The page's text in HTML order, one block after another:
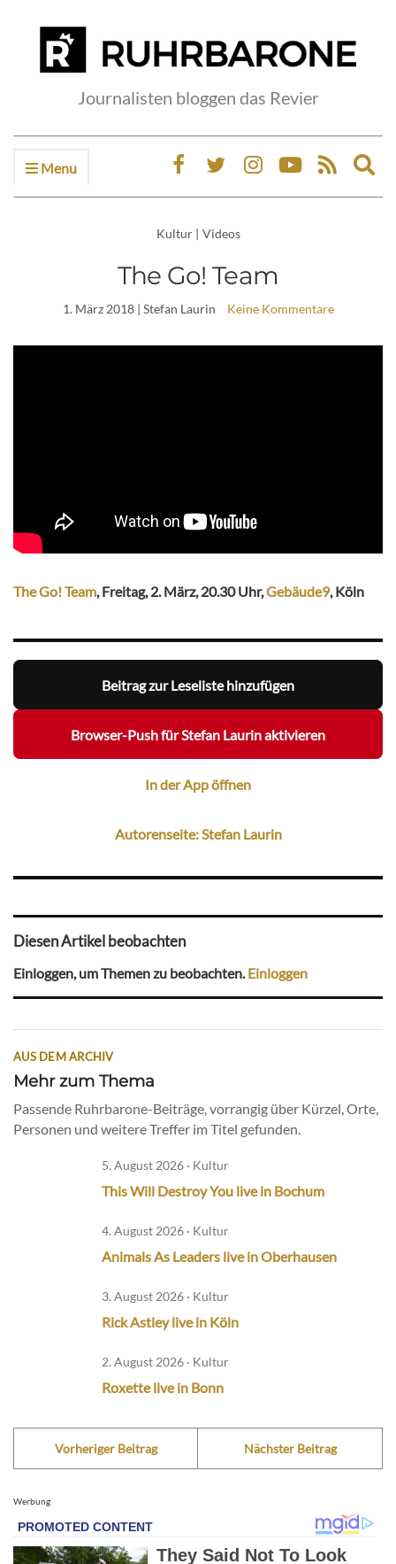
Journalisten bloggen das Revier
Menu
Kultur | Videos
The Go! Team
1. März 2018| Stefan Laurin Keine Kommentare
The Go! Team, Freitag, 2. März, 20.30 Uhr,Gebäude9, Köln
Beitrag zur Leseliste hinzufügen
Browser-Push für Stefan Laurin aktivieren
In der App öffnen
Autorenseite: Stefan Laurin
Diesen Artikel beobachten
Einloggen, um Themen zu beobachten. Einloggen
AUS DEM ARCHIV
Mehr zum Thema
Passende Ruhrbarone-Beiträge, vorrangig über Kürzel, Orte,
Personen und weitere Treffer im Titel gefunden.
5. August 2026 · Kultur
This Will Destroy You live in Bochum
4. August 2026 · Kultur
Animals As Leaders live in Oberhausen
3. August 2026 · Kultur
Rick Astley live in Köln
2. August 2026 · Kultur
Roxette live in Bonn
Vorheriger Beitrag Nächster Beitrag
Werbung